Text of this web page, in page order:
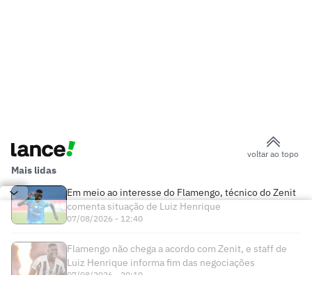
voltar ao topo
Mais lidas
Em meio ao interesse do Flamengo, técnico do Zenit
comenta situação de Luiz Henrique
07/08/2026 - 12:40
Flamengo não chega a acordo com Zenit, e staff de
Luiz Henrique informa fim das negociações
07/08/2026 - 20:10